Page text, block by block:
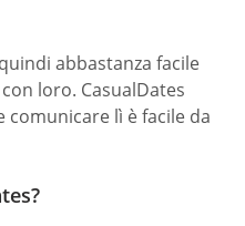
abbastanza facile
loro. СasualDates
lì è facile da